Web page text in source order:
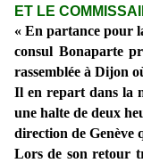
ET LE
« En partance pour
consul Bonaparte
rassemblée à Dijon
Il en repart dans la
une halte de deux
direction de Genève
Lors de son retour